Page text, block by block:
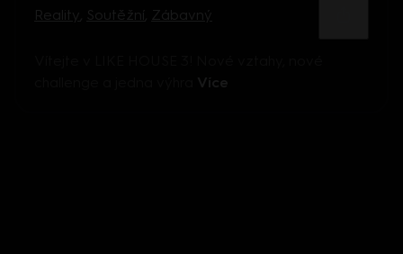
Reality Soutěžní Zábavný
Více